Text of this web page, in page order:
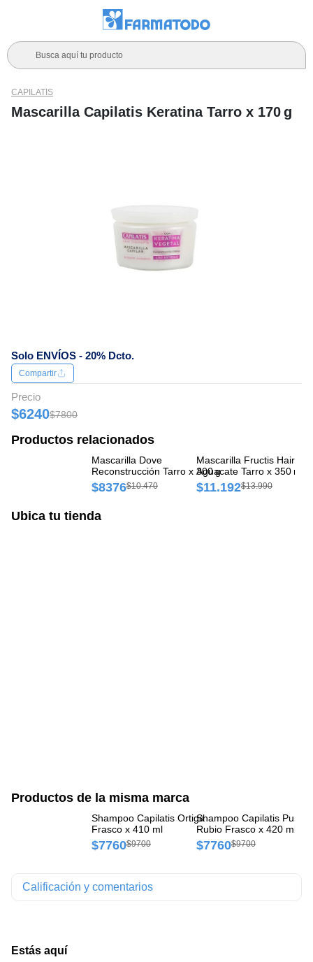
Busca aquí tu producto
Estás aquí
Solo ENVÍOS - 20% Dcto.
CAPILATIS
Mascarilla Capilatis Keratina Tarro x 170 g
Compartir
Precio
$6240$7800
Productos relacionados
Mascarilla Dove
Reconstrucción Tarro x 300 g
$8376$10.470
Mascarilla Fructis Hair
Aguacate Tarro x 350 ml
$11.192$13.990
Ubica tu tienda
Productos de la misma marca
Shampoo Capilatis Ortiga
Frasco x 410 ml
$7760$9700
Shampoo Capilatis Puro
Rubio Frasco x 420 ml
$7760$9700
Calificación y comentarios